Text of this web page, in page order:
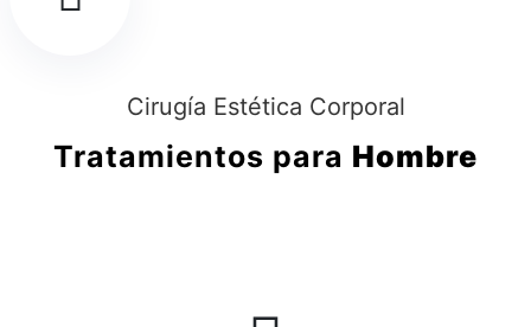
Cirugía Estética Corporal
Tratamientos para Hombre